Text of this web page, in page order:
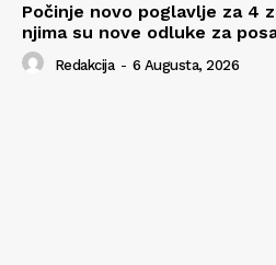
Počinje novo poglavlje za 4
njima su nove odluke za
Redakcija - 6 Augusta, 2026